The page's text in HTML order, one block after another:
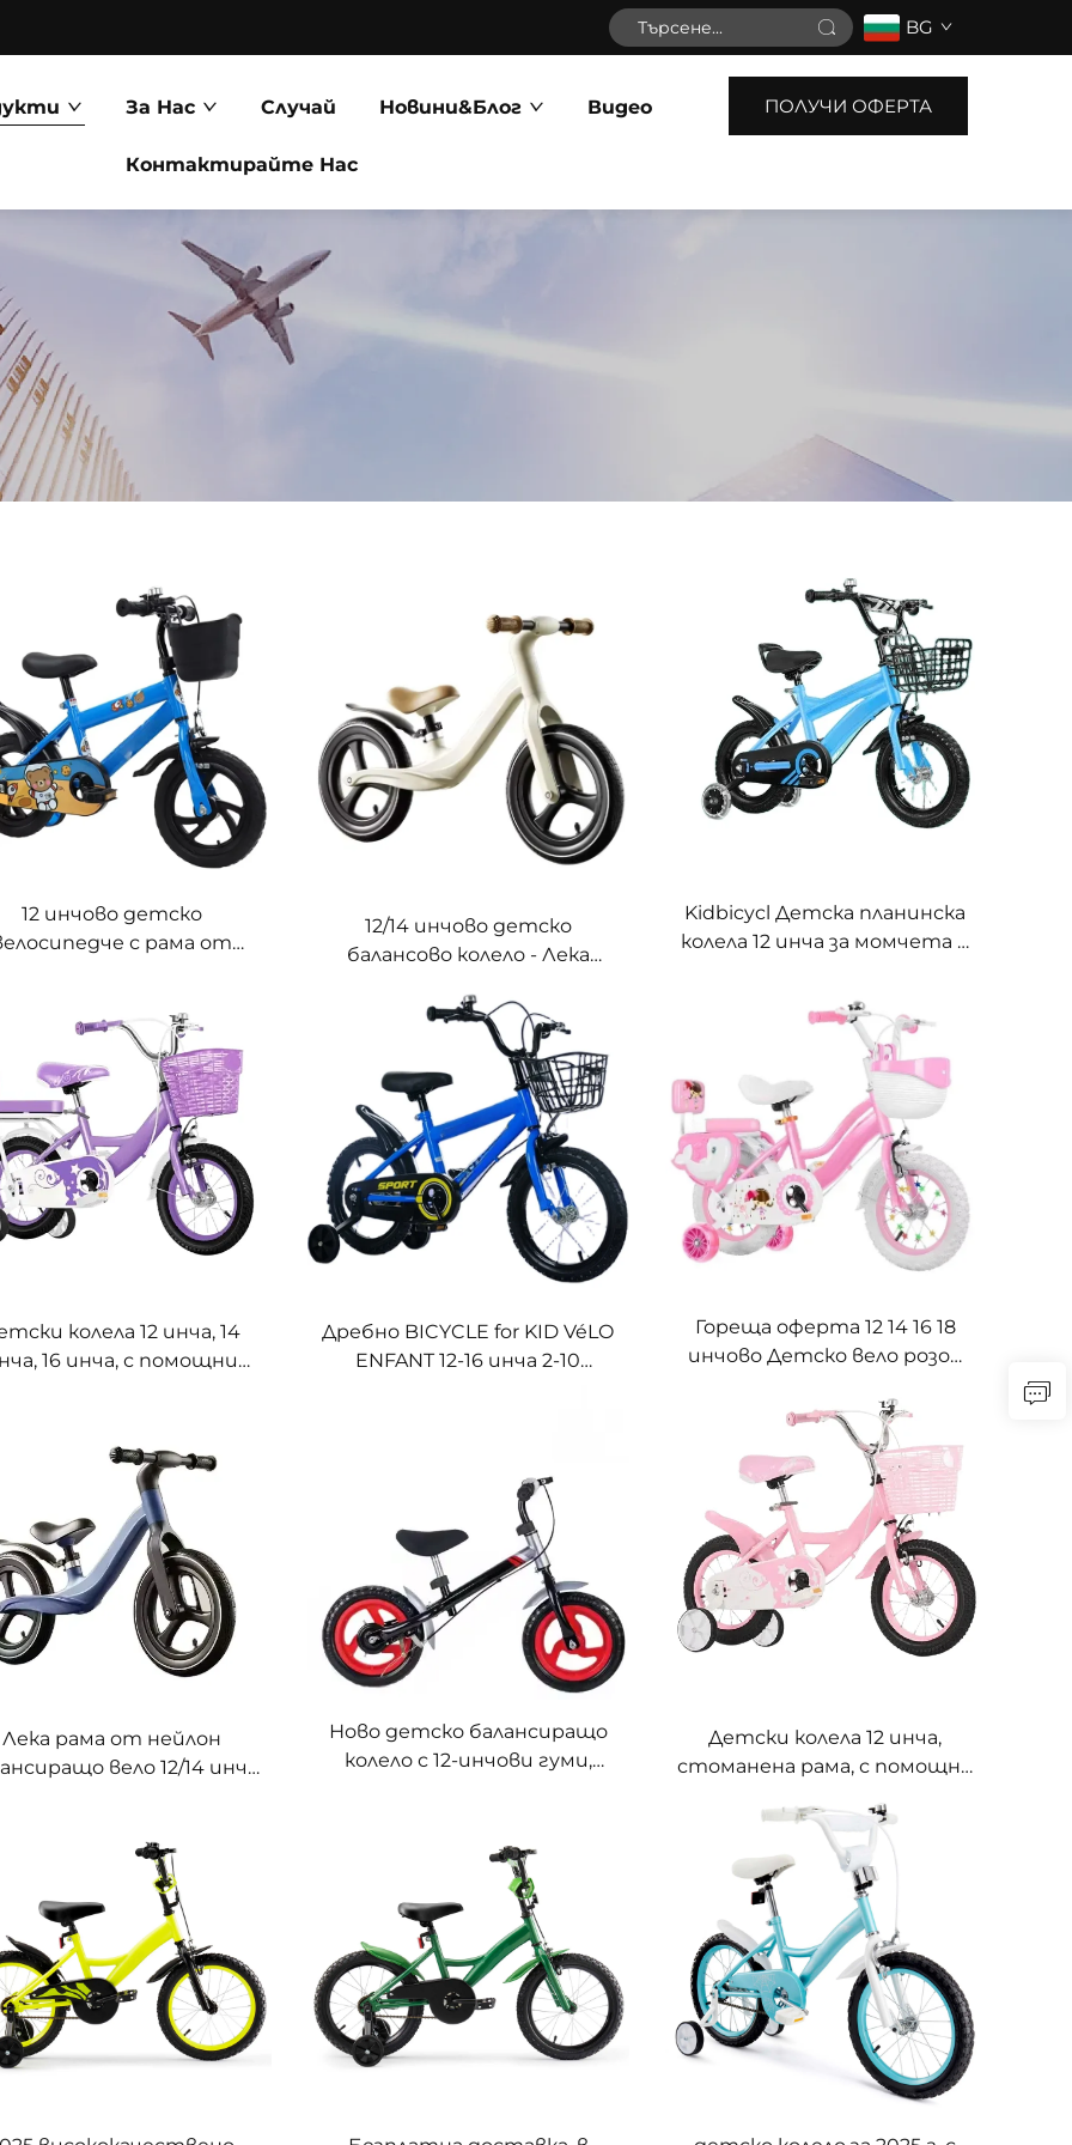
BG
За Нас Случай Новини&Блог Видео
Контактирайте Нас
ПОЛУЧИ ОФЕРТА
12 инчово детско
с рама от
12/14 инчово детско
балансово колело - Лека
педали, за деца на възраст 1-
6 години
Kidbicycl Детска планинска
колела 12 инча за момчета и
години, педали с помощни
колелца
колела 12 инча, 14
16 инча, с помощни
2-9 години, детска
педала без спирачки
Дребно BICYCLE for KID VéLO
ENFANT 12-16 инча 2-10
количества
Гореща оферта 12 14 16 18
инчово Детско вело розов
Принцеса Детско колело за
момиче на възраст 3-10
години Детско
велосипедче
Лека рама от нейлон
вело 12/14 инча
дребно търговско
предлагане
Ново детско балансиращо
колело с 12-инчови гуми,
едностепенна скорост, без
верига, с педали за спирачка
отзад
Детски колела 12 инча,
стоманена рама, с помощни
момчета и момичета на
възраст 2-9 години,
обикновени педали